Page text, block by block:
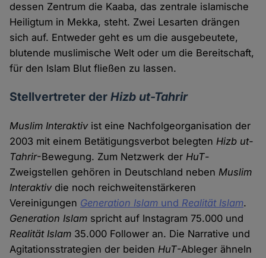
dessen Zentrum die Kaaba, das zentrale islamische
Heiligtum in Mekka, steht. Zwei Lesarten drängen
sich auf. Entweder geht es um die ausgebeutete,
blutende muslimische Welt oder um die Bereitschaft,
für den Islam Blut fließen zu lassen.
Stellvertreter derHizb ut-Tahrir
Muslim Interaktivist eine Nachfolgeorganisation der
2003 mit einem Betätigungsverbot belegtenHizb ut-
Tahrir-Bewegung. Zum Netzwerk derHuT-
Zweigstellen gehören in Deutschland nebenMuslim
Interaktivdie noch reichweitenstärkeren
Vereinigungen Generation Islam und Realität Islam.
Generation Islam spricht auf Instagram 75.000 und
Realität Islam 35.000 Follower an. Die Narrative und
Agitationsstrategien der beidenHuT-Ableger ähneln